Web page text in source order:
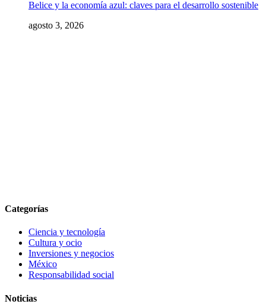
Belice y la economía azul: claves para el desarrollo sostenible
agosto 3, 2026
Categorías
Ciencia y tecnología
Cultura y ocio
Inversiones y negocios
México
Responsabilidad social
Noticias